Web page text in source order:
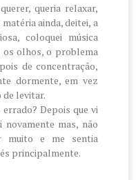
queria relaxar,
ainda, deitei, a
coloquei música
olhos, o problema
de concentração,
dormente, em vez
de levitar.
Depois que vi
novamente mas, não
muito e me sentia
principalmente.